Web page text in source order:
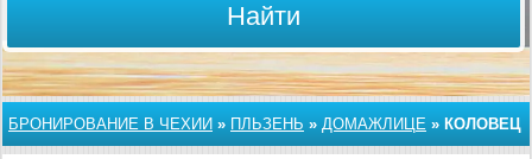
Найти
БРОНИРОВАНИЕ В ЧЕХИИ » ПЛЬЗЕНЬ » ДОМАЖЛИЦЕ » КОЛОВЕЦ